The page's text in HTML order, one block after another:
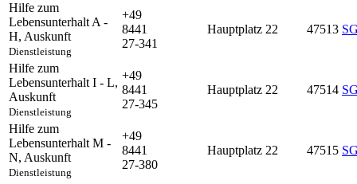
Hilfe zum
Lebensunterhalt A -
H, Auskunft
Dienstleistung
+49
8441
27-341
Hauptplatz 22 47513
Hilfe zum
Lebensunterhalt I - L,
Auskunft
Dienstleistung
+49
8441
27-345
Hauptplatz 22 47514
Hilfe zum
Lebensunterhalt M -
N, Auskunft
Dienstleistung
+49
8441
27-380
Hauptplatz 22 47515